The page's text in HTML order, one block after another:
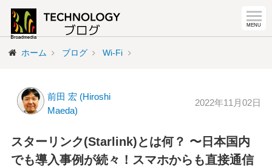
ホーム ブログ Wi-Fi
前田 宏 (Hiroshi
Maeda)
2022年11月02日
スターリンク(Starlink)とは何？ 〜日本国内
でも導入事例が続々！スマホからも直接通信